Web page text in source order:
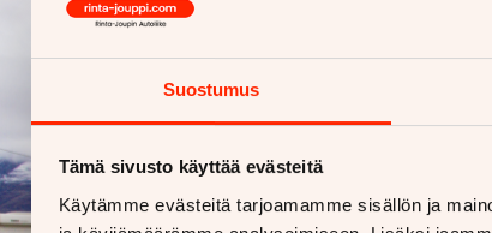
Suostumus
Tämä sivusto käyttää evästeitä
Käytämme evästeitä tarjoamamme sisällön ja